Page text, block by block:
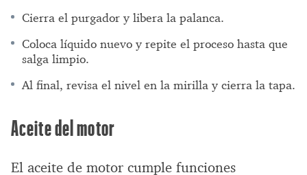
Cierra el purgador y libera la palanca.
Coloca líquido nuevo y repite el proceso hasta que
salga limpio.
Al final, revisa el nivel en la mirilla y cierra la tapa.
Aceite del motor
El aceite de motor cumple funciones